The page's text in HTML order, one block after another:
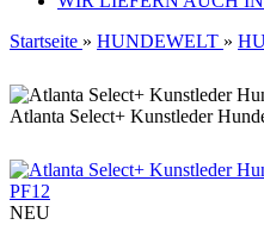
Startseite » HUNDEWELT »
Atlanta Select+ Kunstleder
PF12
NEU